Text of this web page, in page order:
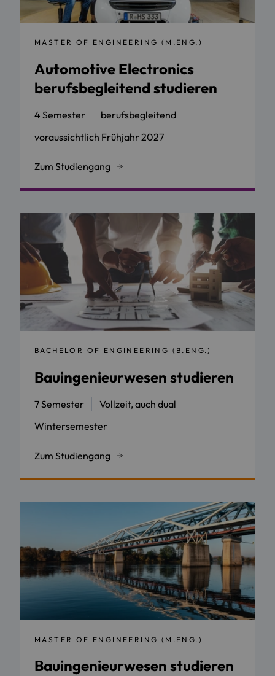
MASTER OF ENGINEERING (M.ENG.)
Automotive Electronics
berufsbegleitend studieren
4 Semester
berufsbegleitend
voraussichtlich Frühjahr 2027
Zum Studiengang
BACHELOR OF ENGINEERING (B.ENG.)
Bauingenieurwesen studieren
7 Semester
Vollzeit, auch dual
Wintersemester
Zum Studiengang
MASTER OF ENGINEERING (M.ENG.)
Bauingenieurwesen studieren